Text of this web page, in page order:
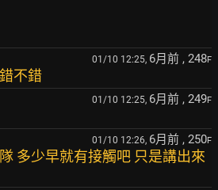
01/10 12:25, 6月前 , 248F
不錯
01/10 12:25, 6月前 , 249F
01/10 12:26, 6月前 , 250F
多少早就有接觸吧 只是講出來